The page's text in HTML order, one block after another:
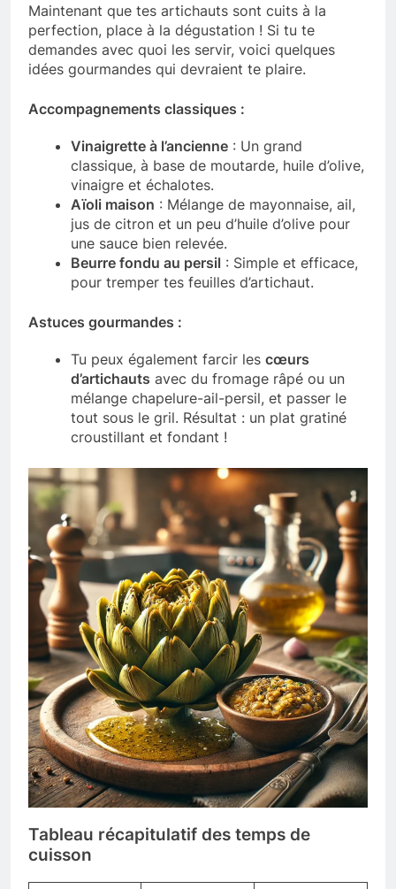
Maintenant que tes artichauts sont cuits à la
perfection, place à la dégustation ! Si tu te
demandes avec quoi les servir, voici quelques
idées gourmandes qui devraient te plaire.
Accompagnements classiques :
Vinaigrette à l’ancienne : Un grand
classique, à base de moutarde, huile d’olive,
vinaigre et échalotes.
Aïoli maison : Mélange de mayonnaise, ail,
jus de citron et un peu d’huile d’olive pour
une sauce bien relevée.
Beurre fondu au persil : Simple et efficace,
pour tremper tes feuilles d’artichaut.
Astuces gourmandes :
Tu peux également farcir les cœurs
d’artichauts avec du fromage râpé ou un
mélange chapelure-ail-persil, et passer le
tout sous le gril. Résultat : un plat gratiné
croustillant et fondant !
Tableau récapitulatif des temps de
cuisson